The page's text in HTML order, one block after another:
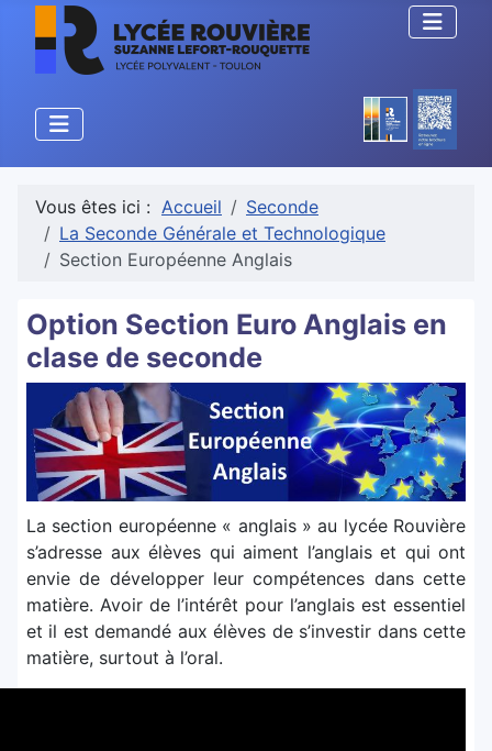
Vous êtes ici : Accueil
Seconde
La Seconde Générale et Technologique
Section Européenne Anglais
Option Section Euro Anglais en
clase de seconde
La section européenne « anglais » au lycée Rouvière
s’adresse aux élèves qui aiment l’anglais et qui ont
envie de développer leur compétences dans cette
matière. Avoir de l’intérêt pour l’anglais est essentiel
et il est demandé aux élèves de s’investir dans cette
matière, surtout à l’oral.